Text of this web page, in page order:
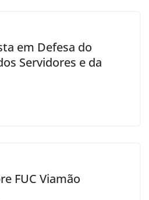
em Defesa do
Servidores e da
FUC Viamão